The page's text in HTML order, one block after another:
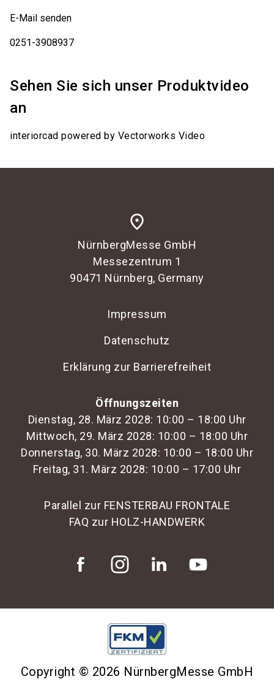
E-Mail senden
0251-3908937
Sehen Sie sich unser Produktvideo
an
interiorcad powered by Vectorworks Video
place
NürnbergMesse GmbH
Messezentrum 1
90471 Nürnberg, Germany
Impressum
Datenschutz
Erklärung zur Barrierefreiheit
Öffnungszeiten
Dienstag, 28. März 2028: 10:00 – 18:00 Uhr
Mittwoch, 29. März 2028: 10:00 – 18:00 Uhr
Donnerstag, 30. März 2028: 10:00 – 18:00 Uhr
Freitag, 31. März 2028: 10:00 – 17:00 Uhr
Parallel zur FENSTERBAU FRONTALE
FAQ zur HOLZ-HANDWERK
Copyright © 2026 NürnbergMesse GmbH